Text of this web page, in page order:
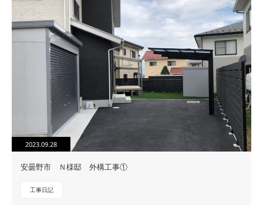
2023.09.28
安曇野市 Ｎ様邸 外構工事①
工事日記